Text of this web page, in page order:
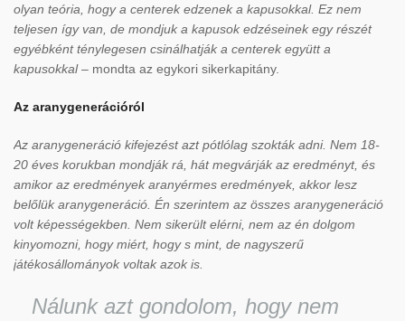
olyan teória, hogy a centerek edzenek a kapusokkal. Ez nem
teljesen így van, de mondjuk a kapusok edzéseinek egy részét
egyébként ténylegesen csinálhatják a centerek együtt a
kapusokkal– mondta az egykori sikerkapitány.
Az aranygenerációról
Az aranygeneráció kifejezést azt pótlólag szokták adni. Nem 18-
20 éves korukban mondják rá, hát megvárják az eredményt, és
amikor az eredmények aranyérmes eredmények, akkor lesz
belőlük aranygeneráció. Én szerintem az összes aranygeneráció
volt képességekben. Nem sikerült elérni, nem az én dolgom
kinyomozni, hogy miért, hogy s mint, de nagyszerű
játékosállományok voltak azok is.
Nálunk azt gondolom, hogy nem